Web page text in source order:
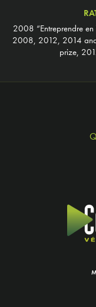
2008 “Entreprendre
2008, 2012, 2014 and
prize,